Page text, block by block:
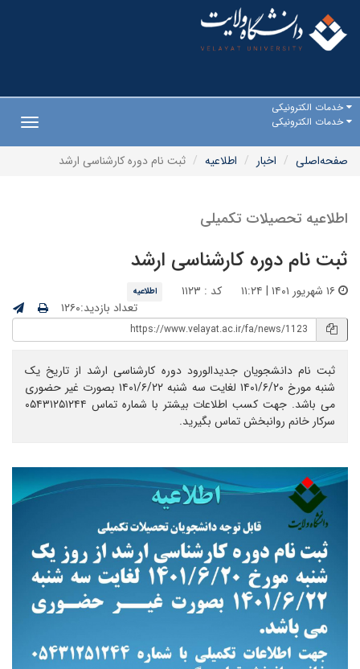
خدمات الکترونیکی
خدمات الکترونیکی
صفحه‌اصلی
اخبار اطلاعیه ثبت نام دوره کارشناسی ارشد
اطلاعیه تحصیلات تکمیلی
ثبت نام دوره کارشناسی ارشد
کد : ۱۱۲۳ اطلاعیه
تعداد بازدید:۱۲۶۰
ثبت نام دانشجویان جدیدالورود دوره کارشناسی ارشد از تاریخ یک
شنبه مورخ ۱۴۰۱/۶/۲۰ لغایت سه شنبه ۱۴۰۱/۶/۲۲ بصورت غیر حضوری
می باشد. جهت کسب اطلاعات بیشتر با شماره تماس ۰۵۴۳۱۲۵۱۲۴۴
سرکار خانم روانبخش تماس بگیرید.